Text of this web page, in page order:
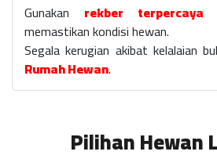
Gunakan rekber terpercaya
memastikan kondisi hewan.
Segala kerugian akibat kelalaian
Rumah Hewan.
Pilihan Hewan